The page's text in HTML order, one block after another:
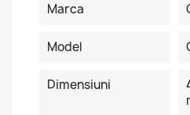
Marca
Model
Dimensiuni